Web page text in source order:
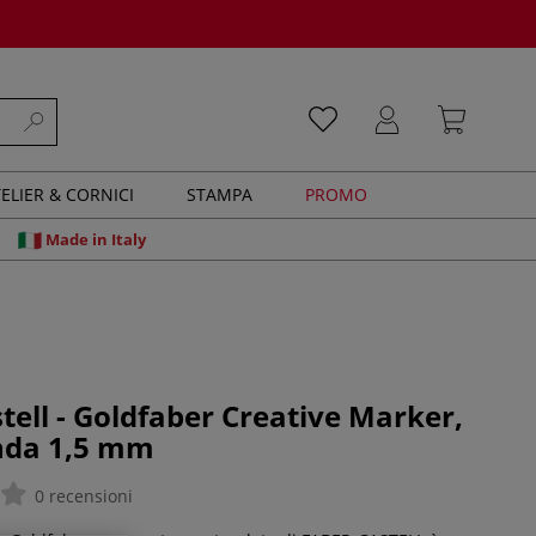
& CORNICI STAMPA PROMO
Made in Italy
- Goldfaber Creative Marker,
1,5 mm
0 recensioni